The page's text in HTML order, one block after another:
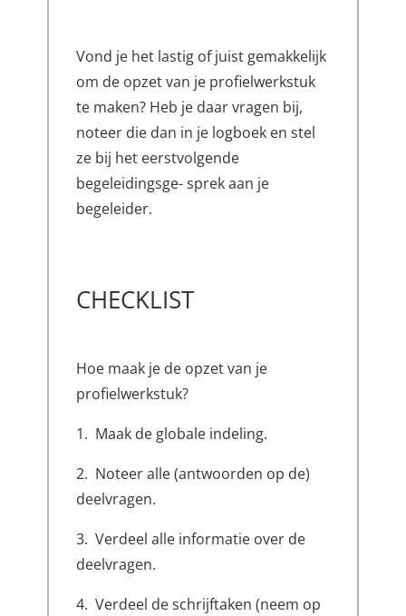
Vond je het lastig of juist gemakkelijk
om de opzet van je profielwerkstuk
te maken? Heb je daar vragen bij,
noteer die dan in je logboek en stel
ze bij het eerstvolgende
begeleidingsge- sprek aan je
begeleider.
CHECKLIST
Hoe maak je de opzet van je
profielwerkstuk?
1. Maak de globale indeling.
2. Noteer alle (antwoorden op de)
deelvragen.
3. Verdeel alle informatie over de
deelvragen.
4. Verdeel de schrijftaken (neem op